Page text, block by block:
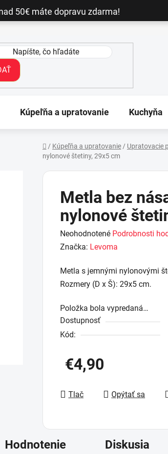
50€ máte dopravu zdarma!
Kúpeľňa a upratovanie Kuchyňa
Domov
/ Kúpeľňa a upratovanie / Upratovacie
nylonové štetiny, 29x5 cm
Metla bez
nylonové
Priemerné
hodnotenie
je
0,0
5
hviezdičiek.
Neohodnotené Podrobnosti
Značka: Levoma
Metla s jemnými nylonovými
Rozmery (D x Š): 29x5 cm.
Položka bola vypredaná…
Dostupnosť
Kód:
€4,90
Tlač
Opýtať sa
Hodnotenie Diskusia